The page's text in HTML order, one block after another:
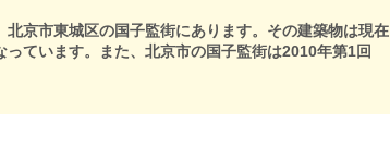
京市東城区の国子監街にあります。その建築物は現在
ています。また、北京市の国子監街は2010年第1回